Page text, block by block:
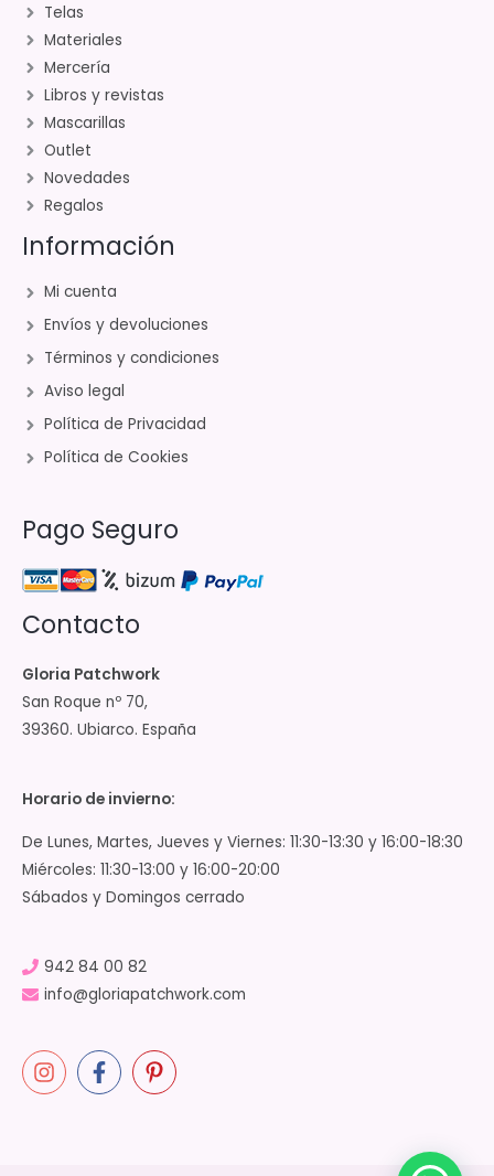
Telas
Materiales
Mercería
Libros y revistas
Mascarillas
Outlet
Novedades
Regalos
Información
Mi cuenta
Envíos y devoluciones
Términos y condiciones
Aviso legal
Política de Privacidad
Política de Cookies
Pago Seguro
Contacto
Gloria Patchwork
San Roque nº 70,
39360. Ubiarco. España
Horario de invierno:
De Lunes, Martes, Jueves y Viernes: 11:30-13:30 y 16:00-18:30
Miércoles: 11:30-13:00 y 16:00-20:00
Sábados y Domingos cerrado
942 84 00 82
info@gloriapatchwork.com